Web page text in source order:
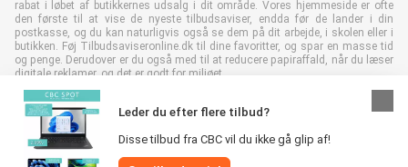
Leder du efter flere tilbud?
Disse tilbud fra CBC vil du ikke gå glip af!
rabat i løbet af butikkernes udsalg i dit område. Vores hjemmeside er ofte
den første til at vise de nyeste tilbudsaviser, endda før de lander i din
postkasse, og du kan naturligvis også se dem på dit arbejde, i skolen eller i
butikken. Føj Tilbudsaviseronline.dk til dine favoritter, og spar en masse tid
og penge. Derudover er du også med til at reducere papiraffald, når du læser
digitale reklamer, og det er godt for miljøet.
Alle rettigheder forbeholdes © Tilbudsaviseronline.dk 2026 |